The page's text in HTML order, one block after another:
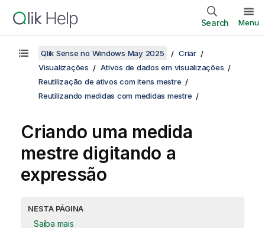
Search Menu
Qlik Sense no Windows May 2025
Criar
Visualizações
Ativos de dados em visualizações
Reutilização de ativos com itens mestre
Reutilizando medidas com medidas mestre
Criando uma medida
mestre digitando a
expressão
NESTA PÁGINA
Saiba mais